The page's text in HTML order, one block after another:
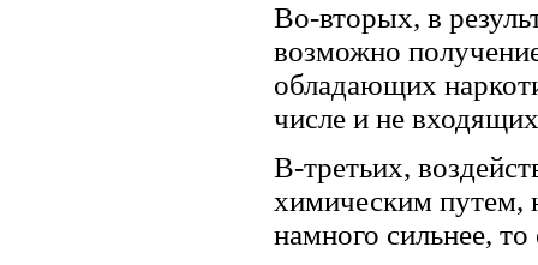
Во-вторых, в
возможно
обладающих
числе и не
В-третьих,
химическим путем,
намного сильнее,